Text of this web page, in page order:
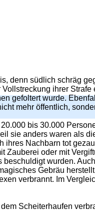
denn südlich schräg
ihrer
gefoltert wurde.
mehr öffentlich,
bis 30.000
sie anders waren als
Nachbarn tot
oder mit
wurden.
Gebräu
verbrannt. Im
Scheiterhaufen